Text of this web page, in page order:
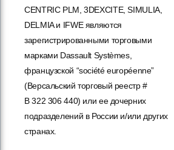
CENTRIC PLM, 3DEXCITE, SIMULIA,
DELMIA и IFWE являются
зарегистрированными торговыми
марками Dassault Systèmes,
французской “société européenne”
(Версальский торговый реестр #
B 322 306 440) или ее дочерних
подразделений в России и/или других
странах.